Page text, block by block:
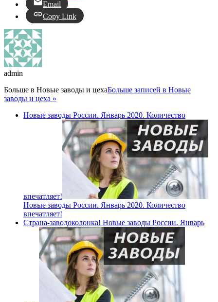
Email
Copy Link
admin
Больше в Новые заводы и цехаБольше записей в Новые
заводы и цеха »
Новые заводы России. Январь 2020. Количество
впечатляет!
Новые заводы России. Январь 2020. Количество
впечатляет!
Страна-заводоколонка! Новые заводы России. Январь